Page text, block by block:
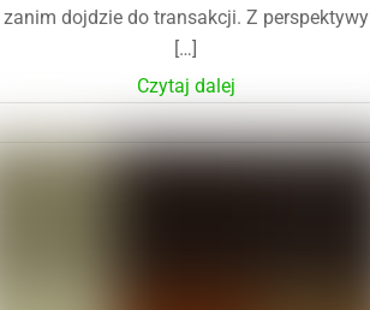
zanim dojdzie do transakcji. Z perspektywy
[…]
Czytaj dalej